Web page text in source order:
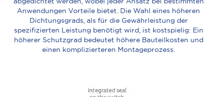
Anwendungen Vorteile bietet. Die Wahl eines höheren
Dichtungsgrads, als für die Gewährleistung der
spezifizierten Leistung benötigt wird, ist kostspielig: Ein
höherer Schutzgrad bedeutet höhere Bauteilkosten und
einen komplizierteren Montageprozess.